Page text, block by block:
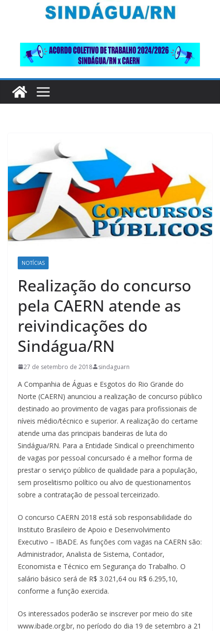
NOTÍCIAS
Realização do concurso
pela CAERN atende as
reivindicações do
Sindágua/RN
27 de setembro de 2018 sindaguarn
A Companhia de Águas e Esgotos do Rio Grande do
Norte (CAERN) anunciou a realização de concurso público
destinado ao provimento de vagas para profissionais de
níveis médio/técnico e superior. A realização do certame
atende uma das principais bandeiras de luta do
Sindágua/RN. Para a Entidade Sindical o preenchimento
de vagas por pessoal concursado é a melhor forma de
prestar o serviço público de qualidade para a população,
sem proselitismo político ou alvo de questionamentos
sobre a contratação de pessoal terceirizado.
O concurso CAERN 2018 está sob responsabilidade do
Instituto Brasileiro de Apoio e Desenvolvimento
Executivo – IBADE. As funções com vagas na CAERN são:
Administrador, Analista de Sistema, Contador,
Economista e Técnico em Segurança do Trabalho. O
salário básico será de R$ 3.021,64 ou R$ 6.295,10,
conforme a função exercida.
Os interessados poderão se inscrever por meio do site
www.ibade.org.br, no período do dia 19 de setembro a 21